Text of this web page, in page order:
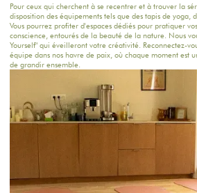
Pour ceux qui cherchent à se recentrer et à trouver la
disposition des équipements tels que des tapis de yoga,
Vous pourrez profiter d'espaces dédiés pour pratiquer
conscience, entourés de la beauté de la nature. Nous
Yourself" qui éveilleront votre créativité. Reconnectez-
équipe dans nos havre de paix, où chaque moment est
de grandir ensemble.